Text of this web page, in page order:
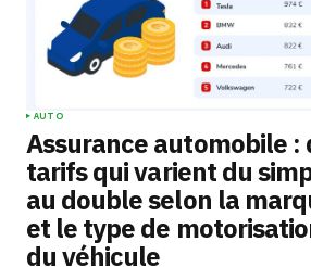
AUTO
Assurance automobile :
tarifs qui varient du
au double selon la
et le type de
du véhicule